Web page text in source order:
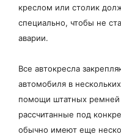
креслом или столик
специально, чтобы не
аварии.
Все автокресла
автомобиля в
помощи штатных ремней
рассчитанные под
обычно имеют еще